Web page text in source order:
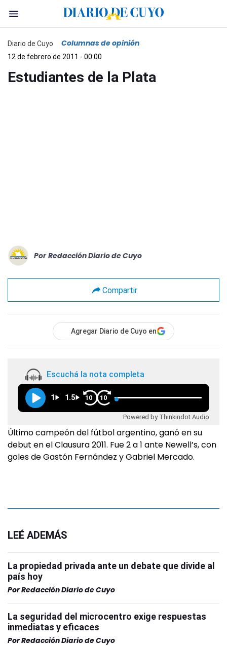
Diario de Cuyo Columnas de opinión
12 de febrero de 2011 - 00:00
Estudiantes de la Plata
Por Redacción Diario de Cuyo
Compartir
Agregar Diario de Cuyo en
Escuchá la nota completa
1 1.5 10 10
Powered by Thinkindot Audio
Último campeón del fútbol argentino, ganó en su
debut en el Clausura 2011. Fue 2 a 1 ante Newell’s, con
goles de Gastón Fernández y Gabriel Mercado.
LEÉ ADEMÁS
La propiedad privada ante un debate que divide al
país hoy
PorRedacción Diario de Cuyo
La seguridad del microcentro exige respuestas
inmediatas y eficaces
PorRedacción Diario de Cuyo